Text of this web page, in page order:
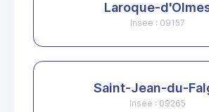
Laroque-
Insee : 09157
Saint-Jean-du-
Insee : 09265